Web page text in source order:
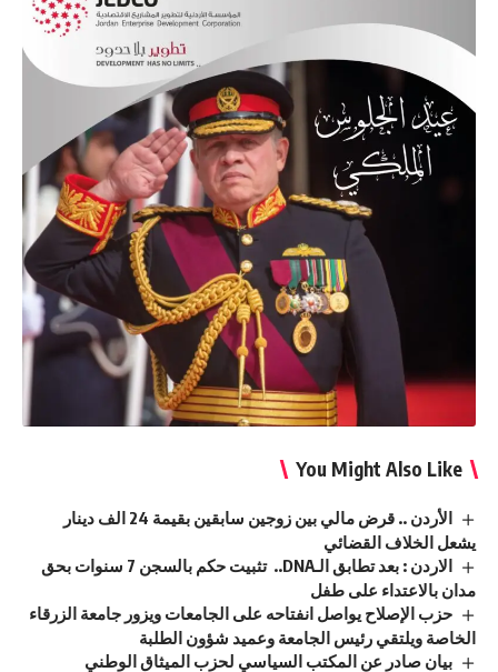
You Might Also Like
الأردن .. قرض مالي بين زوجين سابقين بقيمة 24 الف دينار
يشعل الخلاف القضائي
الاردن : بعد تطابق الـDNA.. تثبيت حكم بالسجن 7 سنوات بحق
مدان بالاعتداء على طفل
حزب الإصلاح يواصل انفتاحه على الجامعات ويزور جامعة الزرقاء
الخاصة ويلتقي رئيس الجامعة وعميد شؤون الطلبة
بيان صادر عن المكتب السياسي لحزب الميثاق الوطني